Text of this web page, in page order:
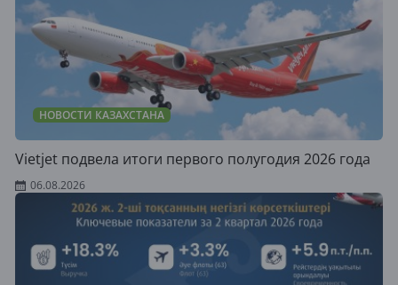
НОВОСТИ КАЗАХСТАНА
Vietjet подвела итоги первого полугодия 2026 года
06.08.2026